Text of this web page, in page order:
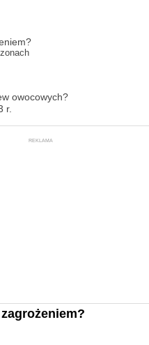
owocowych?
r.
REKLAMA